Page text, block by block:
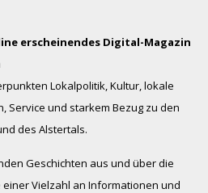
erscheinendes Digital-Magazin
Lokalpolitik, Kultur, lokale
Service und starkem Bezug zu den
des Alstertals.
Geschichten aus und über die
Vielzahl an Informationen und